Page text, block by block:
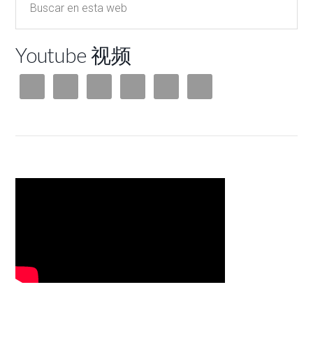
Youtube 视频